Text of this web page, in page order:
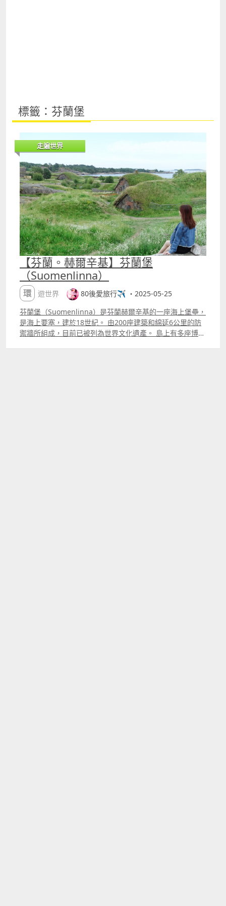
標籤：芬蘭堡
走遍世界
【芬蘭。赫爾辛基】芬蘭堡
（Suomenlinna）
環遊世界
80後愛旅行✈️ ・2025-05-25
芬蘭堡（Suomenlinna）是芬蘭赫爾辛基的一座海上堡壘，
是海上要塞，建於18世紀。 由200座建築和綿延6公里的防
禦牆所組成，目前已被列為世界文化遺產。 島上有多座博物